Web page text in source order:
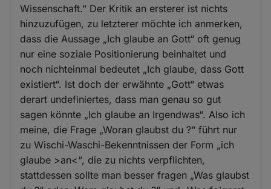
Wissenschaft." Der Kritik an ersterer ist nichts
hinzuzufügen, zu letzterer möchte ich anmerken,
dass die Aussage „Ich glaube an Gott“ oft genug
nur eine soziale Positionierung beinhaltet und
noch nichteinmal bedeutet „Ich glaube, dass Gott
existiert“. Ist doch der erwähnte „Gott“ etwas
derart undefiniertes, dass man genau so gut
sagen könnte „Ich glaube an Irgendwas“. Also ich
meine, die Frage „Woran glaubst du ?“ führt nur
zu Wischi-Waschi-Bekenntnissen der Form „ich
glaube >an<“, die zu nichts verpflichten,
stattdessen sollte man besser fragen „Was glaubst